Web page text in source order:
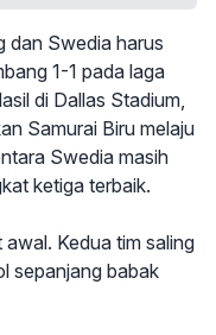
dan Swedia harus
1-1 pada laga
di Dallas Stadium,
Samurai Biru melaju
Swedia masih
ketiga terbaik.
Kedua tim saling
sepanjang babak